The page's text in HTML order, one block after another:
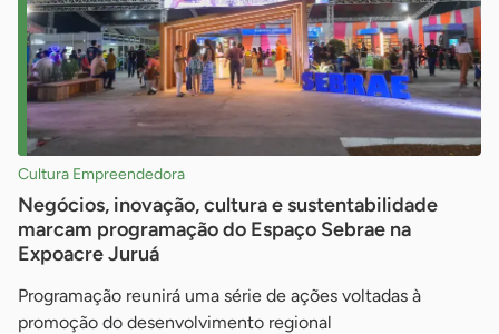
Cultura Empreendedora
Negócios, inovação, cultura e sustentabilidade
marcam programação do Espaço Sebrae na
Expoacre Juruá
Programação reunirá uma série de ações voltadas à
promoção do desenvolvimento regional